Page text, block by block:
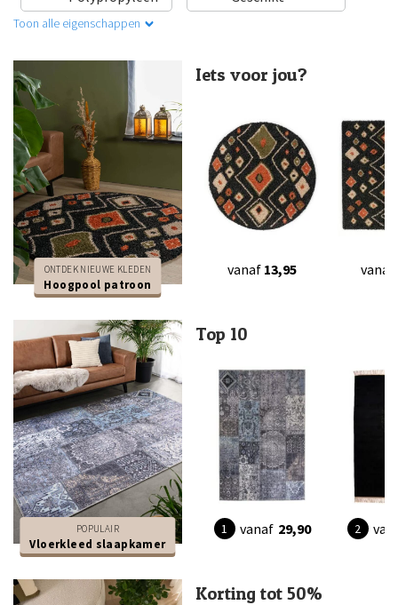
Toon alle eigenschappen
ONTDEK NIEUWE KLEDEN
Hoogpool patroon
Iets voor jou?
vanaf 13,95 vanaf
POPULAIR
Vloerkleed slaapkamer
Top 10
vanaf 29,90
Korting tot 50%